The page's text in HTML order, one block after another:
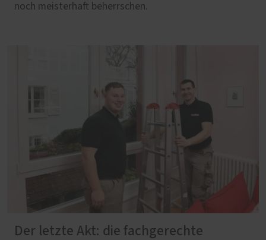
noch meisterhaft beherrschen.
Der letzte Akt: die fachgerechte